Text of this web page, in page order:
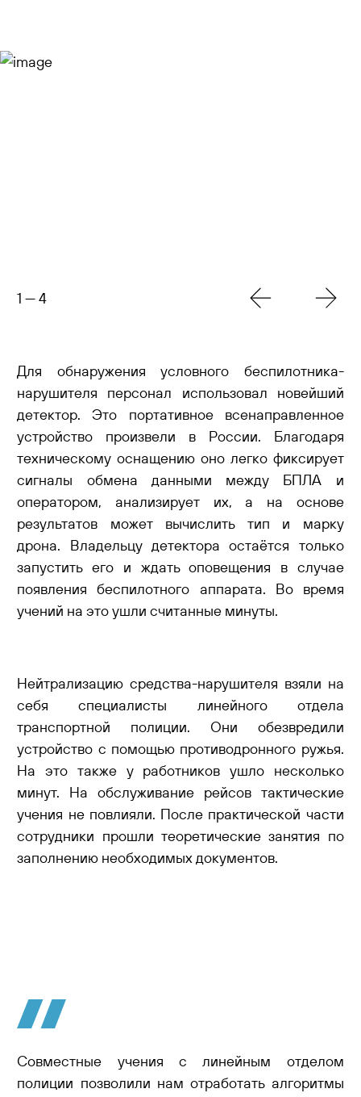
1 —4
Для обнаружения условного беспилотника-
нарушителя персонал использовал новейший
детектор. Это портативное всенаправленное
устройство произвели в России. Благодаря
техническому оснащению оно легко фиксирует
сигналы обмена данными между БПЛА и
оператором, анализирует их, а на основе
результатов может вычислить тип и марку
дрона. Владельцу детектора остаётся только
запустить его и ждать оповещения в случае
появления беспилотного аппарата. Во время
учений на это ушли считанные минуты.
Нейтрализацию средства-нарушителя взяли на
себя специалисты линейного отдела
транспортной полиции. Они обезвредили
устройство с помощью противодронного ружья.
На это также у работников ушло несколько
минут. На обслуживание рейсов тактические
учения не повлияли. После практической части
сотрудники прошли теоретические занятия по
заполнению необходимых документов.
Совместные учения с линейным отделом
полиции позволили нам отработать алгоритмы